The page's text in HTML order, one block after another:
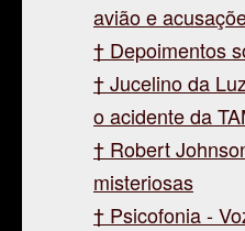
avião e
Depoimentos
Jucelino da
o acidente da
Robert
misteriosas
Psicofonia -